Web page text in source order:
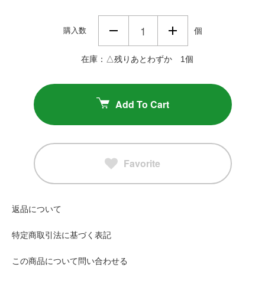
購入数 個
在庫：△残りあとわずか 1個
Add To Cart
Favorite
返品について
特定商取引法に基づく表記
この商品について問い合わせる